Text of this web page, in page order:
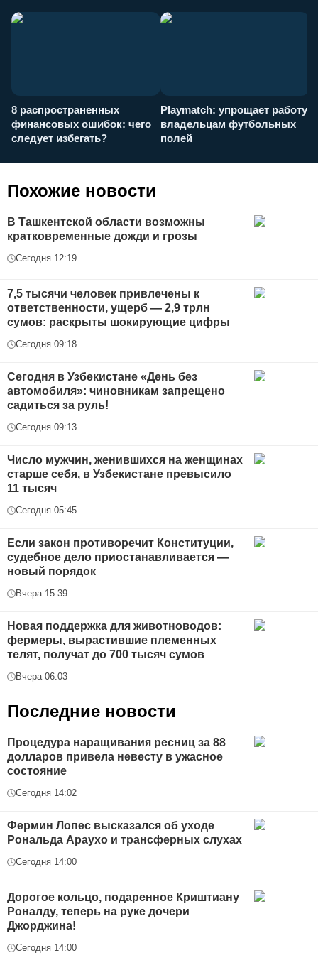
8 распространенных
финансовых ошибок: чего
следует избегать?
Playmatch: упрощает работу
владельцам футбольных
полей
Похожие новости
В Ташкентской области возможны
кратковременные дожди и грозы
Сегодня 12:19
7,5 тысячи человек привлечены к
ответственности, ущерб — 2,9 трлн
сумов: раскрыты шокирующие цифры
Сегодня 09:18
Сегодня в Узбекистане «День без
автомобиля»: чиновникам запрещено
садиться за руль!
Сегодня 09:13
Число мужчин, женившихся на женщинах
старше себя, в Узбекистане превысило
11 тысяч
Сегодня 05:45
Если закон противоречит Конституции,
судебное дело приостанавливается —
новый порядок
Вчера 15:39
Новая поддержка для животноводов:
фермеры, вырастившие племенных
телят, получат до 700 тысяч сумов
Вчера 06:03
Последние новости
Процедура наращивания ресниц за 88
долларов привела невесту в ужасное
состояние
Сегодня 14:02
Фермин Лопес высказался об уходе
Рональда Араухо и трансферных слухах
Сегодня 14:00
Дорогое кольцо, подаренное Криштиану
Роналду, теперь на руке дочери
Джорджина!
Сегодня 14:00